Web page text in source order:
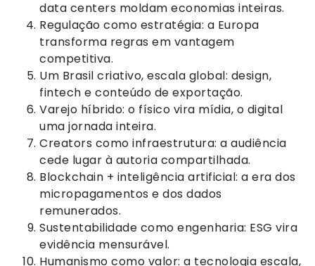
data centers moldam economias inteiras.
Regulação como estratégia: a Europa
transforma regras em vantagem
competitiva.
Um Brasil criativo, escala global: design,
fintech e conteúdo de exportação.
Varejo híbrido: o físico vira mídia, o digital
uma jornada inteira.
Creators como infraestrutura: a audiência
cede lugar à autoria compartilhada.
Blockchain + inteligência artificial: a era dos
micropagamentos e dos dados
remunerados.
Sustentabilidade como engenharia: ESG vira
evidência mensurável.
Humanismo como valor: a tecnologia escala,